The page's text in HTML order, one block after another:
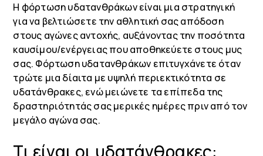
Η φόρτωση υδατανθράκων είναι μια στρατηγική
για να βελτιώσετε την αθλητική σας απόδοση
στους αγώνες αντοχής, αυξάνοντας την ποσότητα
καυσίμου/ενέργειας που αποθηκεύετε στους μυς
σας. Φόρτωση υδατανθράκων επιτυγχάνετε όταν
τρώτε μια δίαιτα με υψηλή περιεκτικότητα σε
υδατάνθρακες, ενώ μειώνετε τα επίπεδα της
δραστηριότητάς σας μερικές ημέρες πριν από τον
μεγάλο αγώνα σας.
Τι είναι οι υδατάνθρακες: